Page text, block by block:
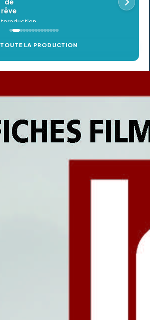
TOUTE LA PRODUCTION